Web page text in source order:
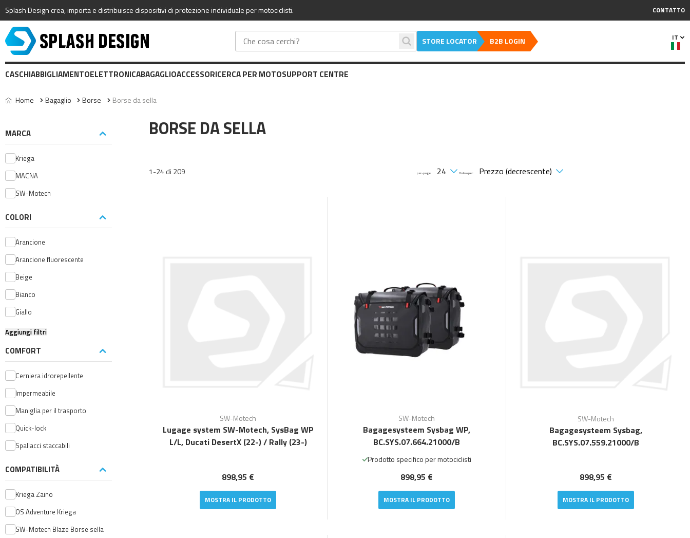
Splash Design crea, importa e distribuisce dispositivi di protezione individuale per motociclisti. CONTATTO
STORE LOCATOR B2B LOGIN IT
CASCHIABBIGLIAMENTOELETTRONICABAGAGLIOACCESSORICERCA PER MOTOSUPPORT CENTRE
Home Bagaglio Borse Borse da sella
MARCA
Kriega
MACNA
SW-Motech
COLORI
Arancione
Arancione fluorescente
Beige
Bianco
Giallo
Aggiungi filtri
COMFORT
Cerniera idrorepellente
Impermeabile
Maniglia per il trasporto
Quick-lock
Spallacci staccabili
COMPATIBILITÀ
Kriega Zaino
OS Adventure Kriega
SW-Motech Blaze Borse sella
BORSE DA SELLA
1-24 di 209 per-page: Ordina per:
SW-Motech
Lugage system SW-Motech, SysBag WP
L/L, Ducati DesertX (22-) / Rally (23-)
898,95 €
MOSTRA IL PRODOTTO
SW-Motech
Bagagesysteem Sysbag WP,
BC.SYS.07.664.21000/B
Prodotto specifico per motociclisti
898,95 €
MOSTRA IL PRODOTTO
SW-Motech
Bagagesysteem Sysbag,
BC.SYS.07.559.21000/B
898,95 €
MOSTRA IL PRODOTTO